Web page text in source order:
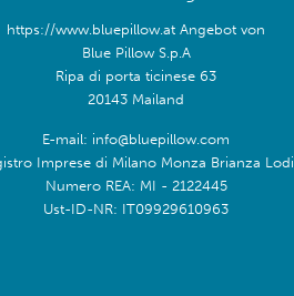
https://www.bluepillow.at Angebot von
Blue Pillow S.p.A
Ripa di porta ticinese 63
20143 Mailand
E-mail: info@bluepillow.com
Imprese di Milano Monza Brianza Lodi
Numero REA: MI - 2122445
Ust-ID-NR: IT09929610963